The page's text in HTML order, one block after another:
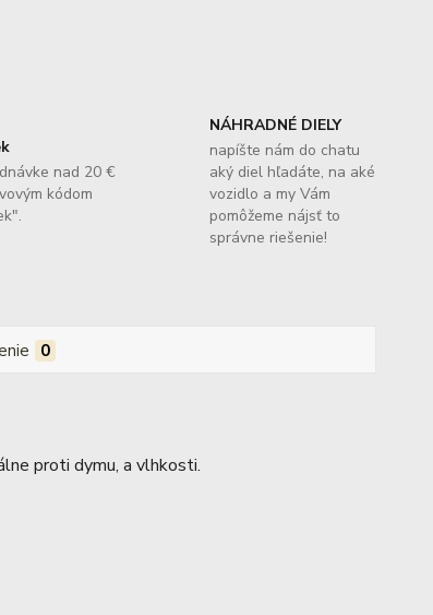
nad 20 €
kódom
NÁHRADNÉ DIELY
napíšte nám do chatu
aký diel hľadáte, na aké
vozidlo a my Vám
pomôžeme nájsť to
správne riešenie!
0
proti dymu, a vlhkosti.